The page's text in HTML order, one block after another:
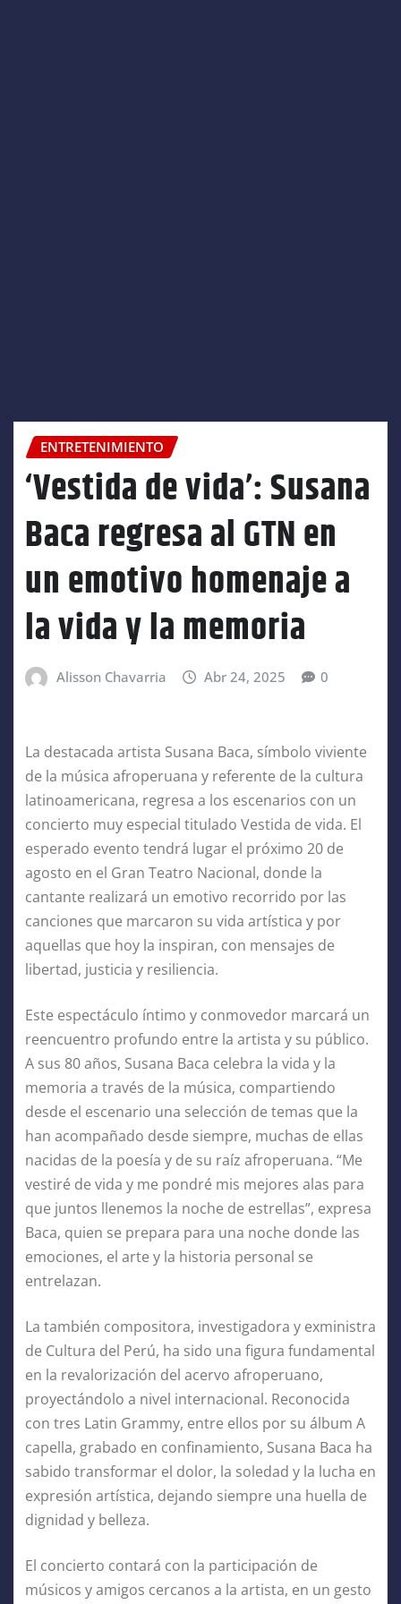
ENTRETENIMIENTO
‘Vestida de vida’: Susana
Baca regresa al GTN en
un emotivo homenaje a
la vida y la memoria
Alisson Chavarria Abr 24, 2025 0
La destacada artista Susana Baca, símbolo viviente
de la música afroperuana y referente de la cultura
latinoamericana, regresa a los escenarios con un
concierto muy especial titulado Vestida de vida. El
esperado evento tendrá lugar el próximo 20 de
agosto en el Gran Teatro Nacional, donde la
cantante realizará un emotivo recorrido por las
canciones que marcaron su vida artística y por
aquellas que hoy la inspiran, con mensajes de
libertad, justicia y resiliencia.
Este espectáculo íntimo y conmovedor marcará un
reencuentro profundo entre la artista y su público.
A sus 80 años, Susana Baca celebra la vida y la
memoria a través de la música, compartiendo
desde el escenario una selección de temas que la
han acompañado desde siempre, muchas de ellas
nacidas de la poesía y de su raíz afroperuana. “Me
vestiré de vida y me pondré mis mejores alas para
que juntos llenemos la noche de estrellas”, expresa
Baca, quien se prepara para una noche donde las
emociones, el arte y la historia personal se
entrelazan.
La también compositora, investigadora y exministra
de Cultura del Perú, ha sido una figura fundamental
en la revalorización del acervo afroperuano,
proyectándolo a nivel internacional. Reconocida
con tres Latin Grammy, entre ellos por su álbum A
capella, grabado en confinamiento, Susana Baca ha
sabido transformar el dolor, la soledad y la lucha en
expresión artística, dejando siempre una huella de
dignidad y belleza.
El concierto contará con la participación de
músicos y amigos cercanos a la artista, en un gesto